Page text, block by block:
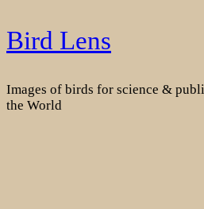
Skip
to
Bird Lens
Images of birds for science &
the World